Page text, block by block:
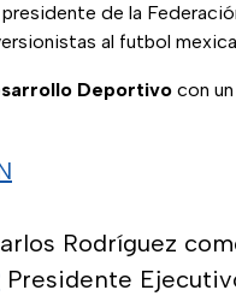
de la
al futbol
Deportivo con
Rodríguez
Presidente